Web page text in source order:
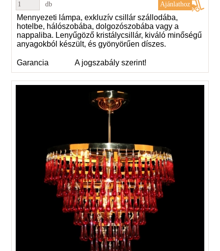
db
Mennyezeti lámpa, exkluzív csillár szállodába,
hotelbe, hálószobába, dolgozószobába vagy a
nappaliba. Lenyűgöző kristálycsillár, kiváló minőségű
anyagokból készült, és gyönyörűen díszes.
Garancia A jogszabály szerint!